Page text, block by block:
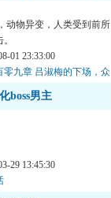
动物异变，人类受到前所
01 23:33:00
零九章 吕淑梅的下场，众
boss男主
29 13:45:30